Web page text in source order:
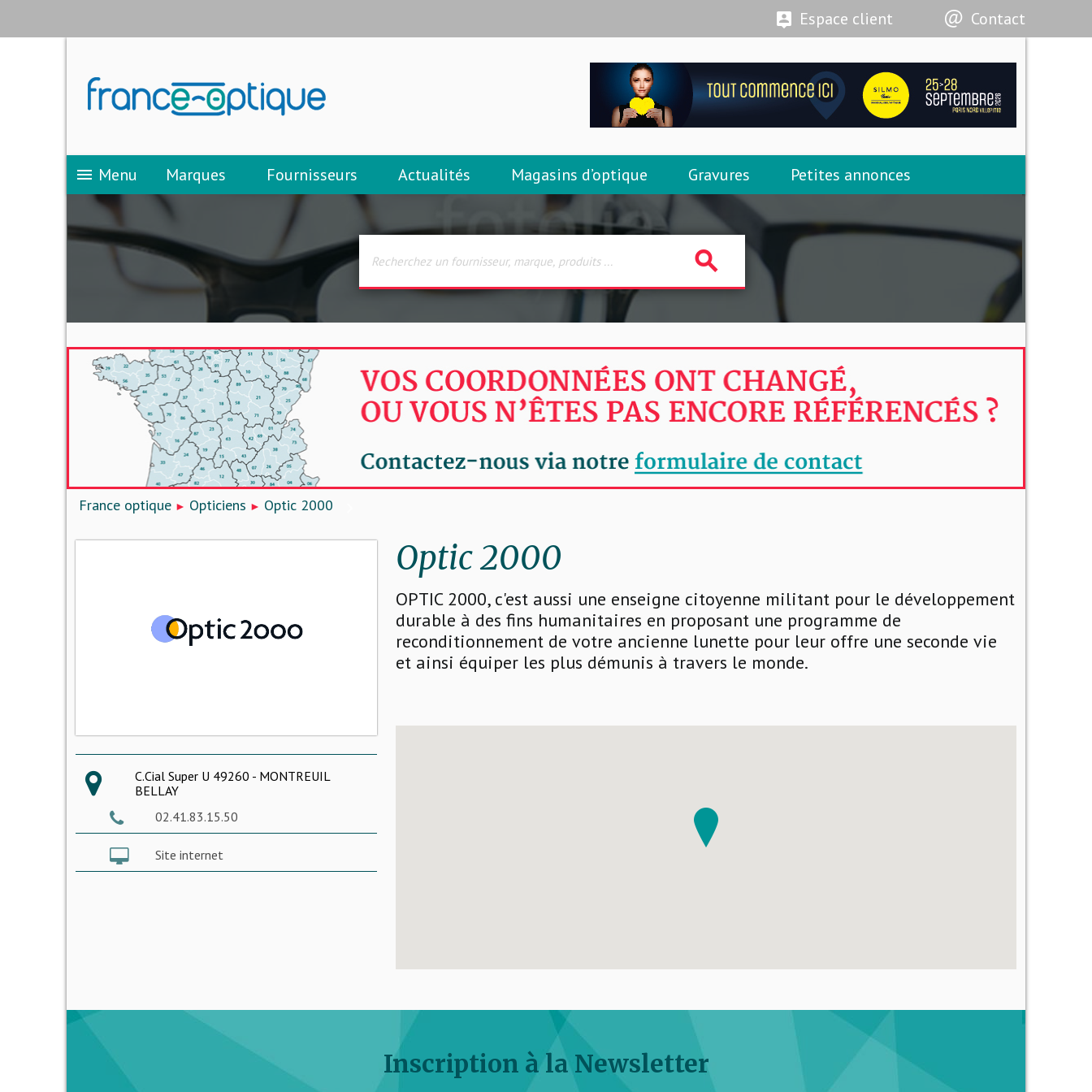
Espace client Contact
menu Menu Marques Fournisseurs Actualités Magasins d’optique Gravures Petites annonces
search
France optique Opticiens Optic 2000
C.Cial Super U 49260 - MONTREUIL
BELLAY
02.41.83.15.50
Site internet
Optic 2000
OPTIC 2000, c'est aussi une enseigne citoyenne militant pour le développement
durable à des fins humanitaires en proposant une programme de
reconditionnement de votre ancienne lunette pour leur offre une seconde vie
et ainsi équiper les plus démunis à travers le monde.
Inscription à la Newsletter